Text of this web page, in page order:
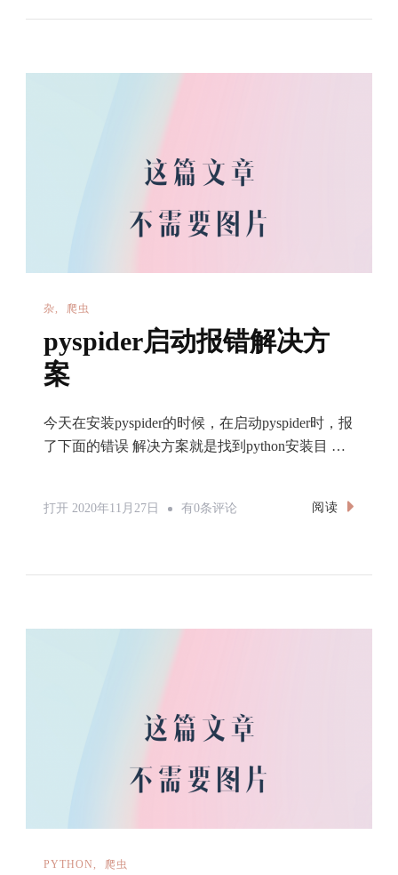
Urlopen()
杂 爬虫
pyspider启动报错解决方
案
今天在安装pyspider的时候，在启动pyspider时，报
了下面的错误 解决方案就是找到python安装目 …
打开 2020年11月27日
Pyspider
案
有0条评论 阅读
PYTHON 爬虫